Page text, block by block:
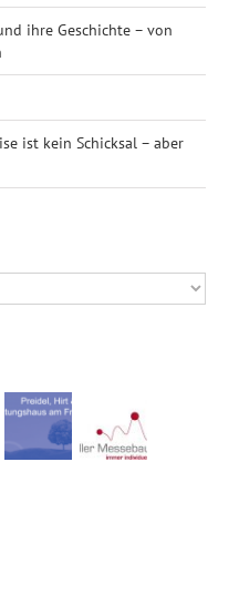
ihre Geschichte – von
ist kein Schicksal – aber